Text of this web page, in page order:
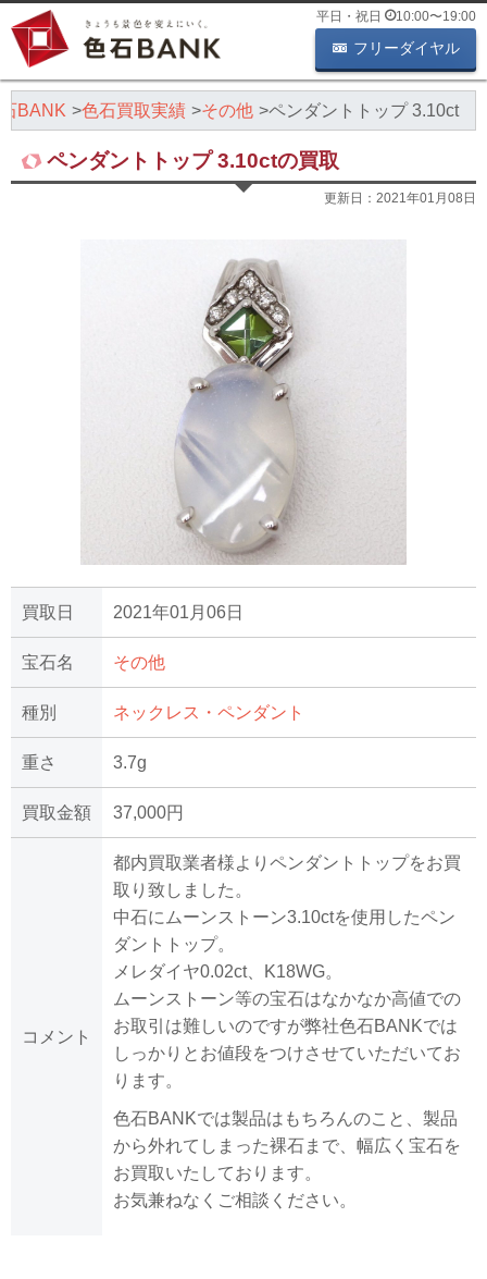
平日・祝日 10:00〜19:00
フリーダイヤル
BANK 色石買取実績 その他 ペンダントトップ 3.10ct
ペンダントトップ 3.10ctの買取
更新日： 2021年01月08日
買取日 2021年01月06日
宝石名 その他
種別 ネックレス・ペンダント
重さ 3.7g
買取金額 37,000円
コメント
都内買取業者様よりペンダントトップをお買
取り致しました。
中石にムーンストーン3.10ctを使用したペン
ダントトップ。
メレダイヤ0.02ct、K18WG。
ムーンストーン等の宝石はなかなか高値での
お取引は難しいのですが弊社色石BANKでは
しっかりとお値段をつけさせていただいてお
ります。
色石BANKでは製品はもちろんのこと、製品
から外れてしまった裸石まで、幅広く宝石を
お買取いたしております。
お気兼ねなくご相談ください。